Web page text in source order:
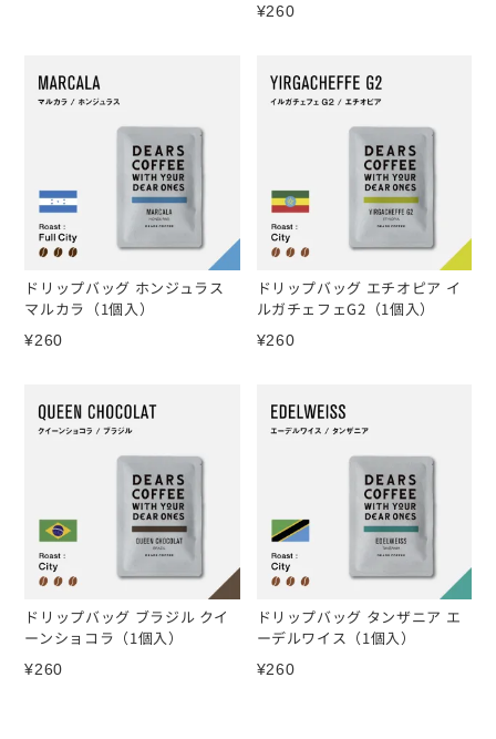
¥260
ドリップバッグ ホンジュラス
マルカラ（1個入）
¥260
ドリップバッグ エチオピア イ
ルガチェフェG2（1個入）
¥260
ドリップバッグ ブラジル クイ
ーンショコラ（1個入）
¥260
ドリップバッグ タンザニア エ
ーデルワイス（1個入）
¥260